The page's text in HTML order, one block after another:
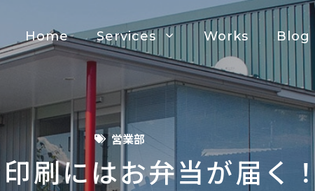
Home Services Works Blog
営業部
刷にはお弁当が届く！